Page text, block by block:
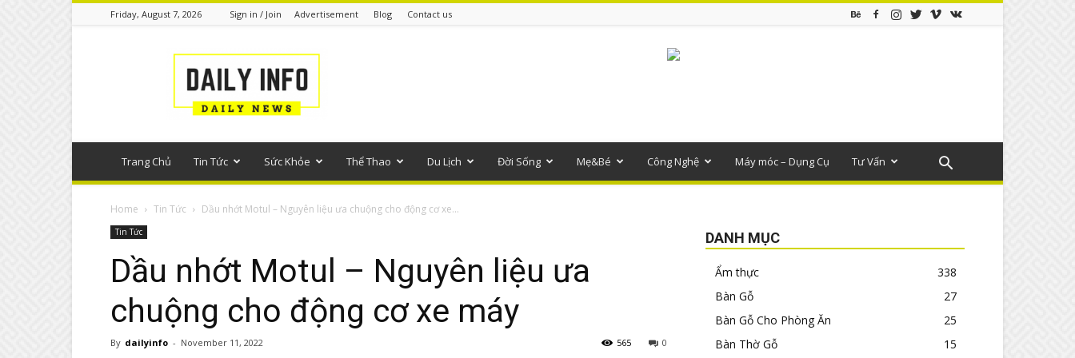
Friday, August 7, 2026 Sign in / Join Advertisement Blog Contact us
thông
Trang Chủ Tin Tức Sức Khỏe Thể Thao Du Lịch Đời Sống Mẹ&Bé Công Nghệ Máy móc – Dụng Cụ Tư Vấn
Home Tin Tức Dầu nhớt Motul – Nguyên liệu ưa chuộng cho động cơ xe...
Tin Tức
Dầu nhớt Motul – Nguyên liệu ưa
chuộng cho động cơ xe máy
By dailyinfo - November 11, 2022 0
565
DANH MỤC
Ẩm thực
338
Bàn Gỗ
27
Bàn Gỗ Cho Phòng Ăn
25
Bàn Thờ Gỗ
15